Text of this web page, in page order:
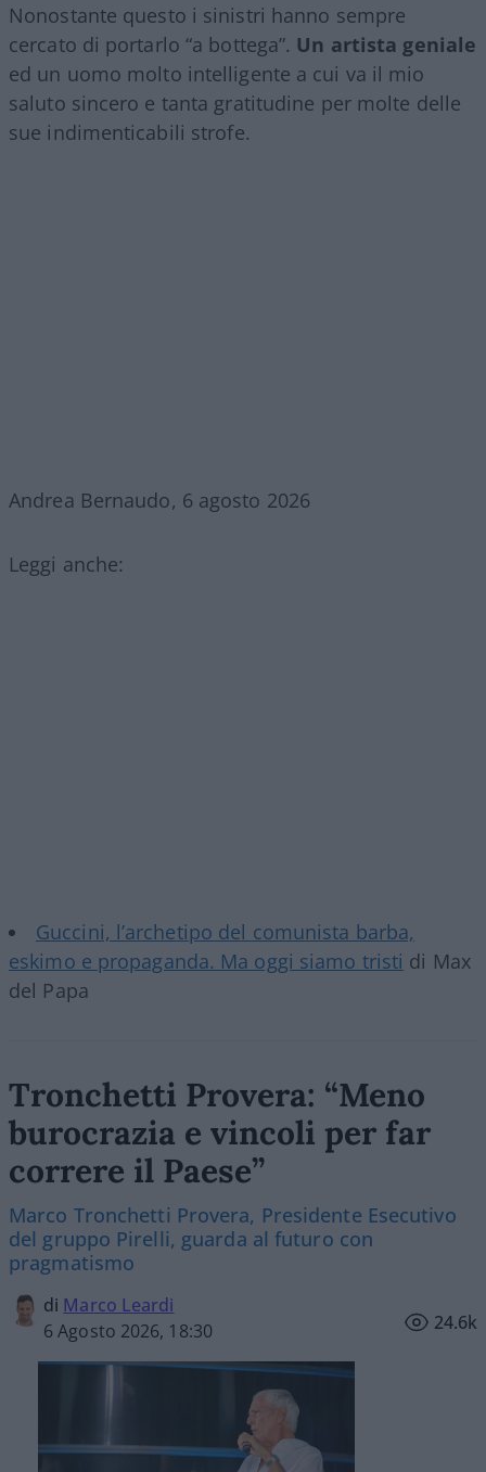
Nonostante questo i sinistri hanno sempre
cercato di portarlo “a bottega”. Un artista geniale
ed un uomo molto intelligente a cui va il mio
saluto sincero e tanta gratitudine per molte delle
sue indimenticabili strofe.
Andrea Bernaudo, 6 agosto 2026
Leggi anche:
Guccini, l’archetipo del comunista barba,
eskimo e propaganda. Ma oggi siamo tristi di Max
del Papa
Tronchetti Provera: “Meno
burocrazia e vincoli per far
correre il Paese”
Marco Tronchetti Provera, Presidente Esecutivo
del gruppo Pirelli, guarda al futuro con
pragmatismo
di Marco Leardi
6 Agosto 2026, 18:30
24.6k